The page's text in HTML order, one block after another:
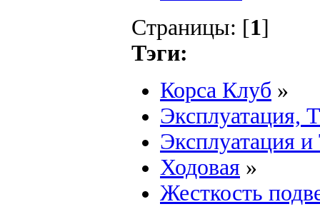
Страницы: [1]
Тэги:
Корса Клуб »
Эксплуатация,
Эксплуатация
Ходовая »
Жесткость